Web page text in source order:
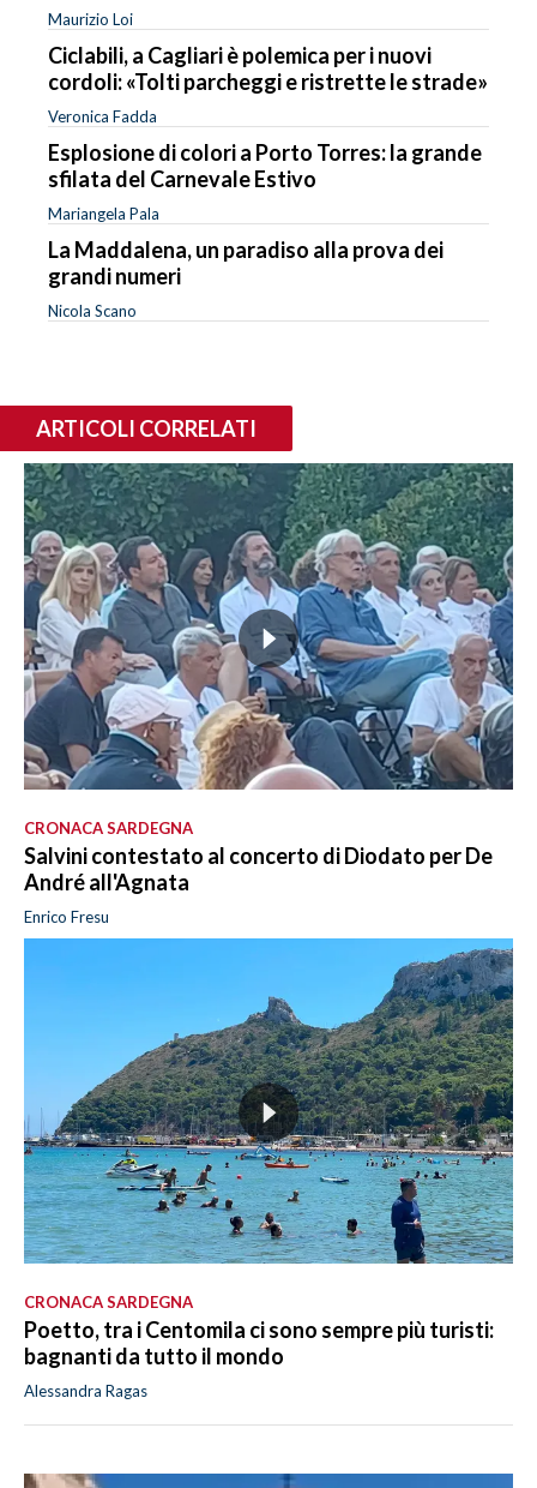
Maurizio Loi
Ciclabili, a Cagliari è polemica per i nuovi
cordoli: «Tolti parcheggi e ristrette le strade»
Veronica Fadda
Esplosione di colori a Porto Torres: la grande
sfilata del Carnevale Estivo
Mariangela Pala
La Maddalena, un paradiso alla prova dei
grandi numeri
Nicola Scano
ARTICOLI CORRELATI
CRONACA SARDEGNA
Salvini contestato al concerto di Diodato per De
André all'Agnata
Enrico Fresu
CRONACA SARDEGNA
Poetto, tra i Centomila ci sono sempre più turisti:
bagnanti da tutto il mondo
Alessandra Ragas